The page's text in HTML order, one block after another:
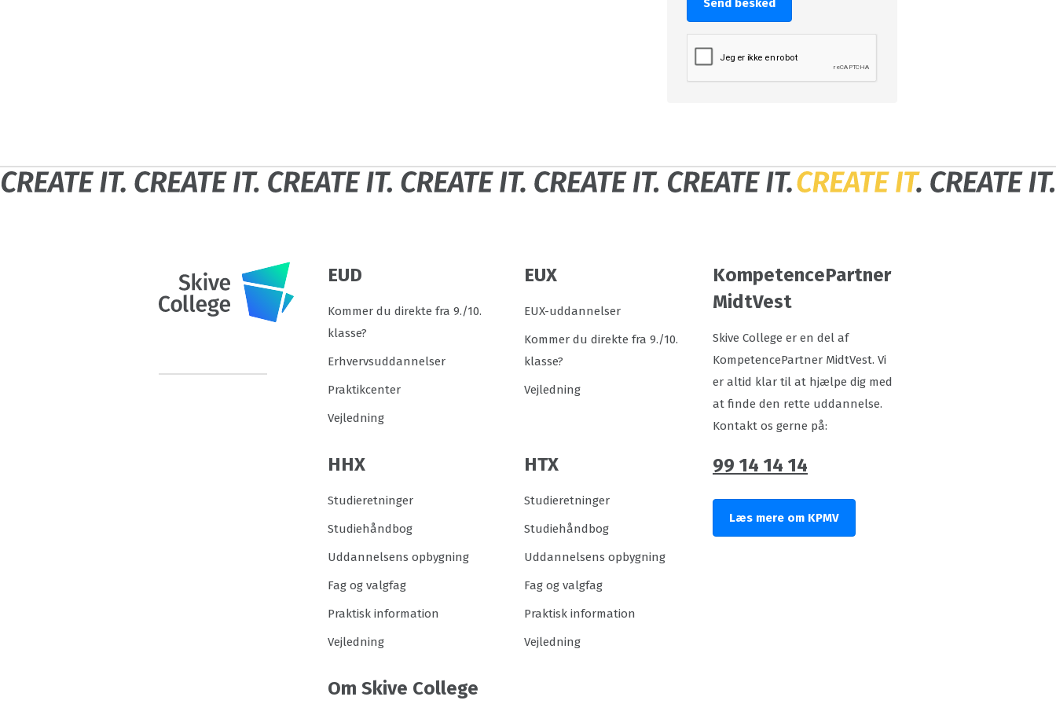
Send besked
EUD
Kommer du direkte fra 9./10.
klasse?
Erhvervsuddannelser
Praktikcenter
Vejledning
EUX
EUX-uddannelser
Kommer du direkte fra 9./10.
klasse?
Vejledning
HHX
Studieretninger
Studiehåndbog
Uddannelsens opbygning
Fag og valgfag
Praktisk information
Vejledning
HTX
Studieretninger
Studiehåndbog
Uddannelsens opbygning
Fag og valgfag
Praktisk information
Vejledning
Om Skive College
KompetencePartner
MidtVest
Skive College er en del af
KompetencePartner MidtVest. Vi
er altid klar til at hjælpe dig med
at finde den rette uddannelse.
Kontakt os gerne på:
99 14 14 14
Læs mere om KPMV